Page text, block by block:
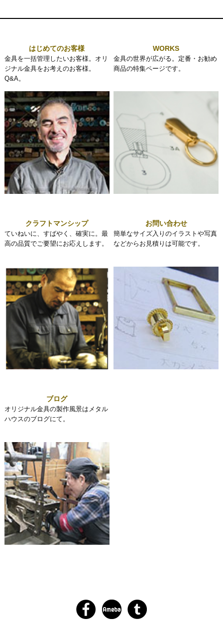
はじめてのお客様
金具を一括管理したいお客様。オリ
ジナル金具をお考えのお客様。
Q&A。
WORKS
金具の世界が広がる。定番・お勧め
商品の特集ページです。
クラフトマンシップ
ていねいに、すばやく、確実に。最
高の品質でご要望にお応えします。
お問い合わせ
簡単なサイズ入りのイラストや写真
などからお見積りは可能です。
ブログ
オリジナル金具の製作風景はメタル
ハウスのブログにて。